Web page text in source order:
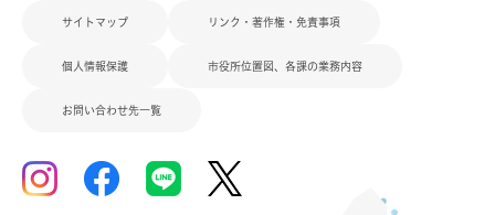
サイトマップ リンク・著作権・免責事項
個人情報保護 市役所位置図、各課の業務内容
お問い合わせ先一覧